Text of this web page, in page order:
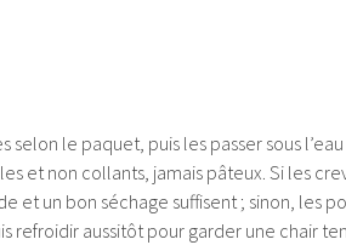
selon le paquet, puis les passer sous
et non collants, jamais pâteux. Si les
et un bon séchage suffisent ; sinon, les
refroidir aussitôt pour garder une chair